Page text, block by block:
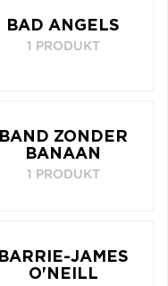
BAD ANGELS
1 PRODUKT
BAND ZONDER
BANAAN
1 PRODUKT
BARRIE-JAMES
O'NEILL